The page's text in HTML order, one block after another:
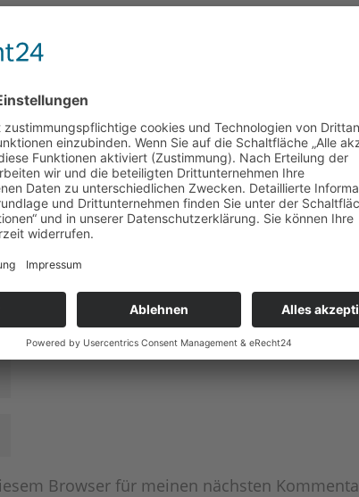
Erforderliche Felder sind mit
Browser für meinen nächsten